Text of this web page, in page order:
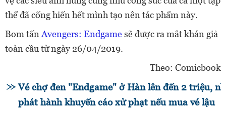
thể đã cống hiến hết mình tạo nên tác phẩm này.
Bom tấn Avengers: Endgamesẽ được ra mắt khán giả
toàn cầu từ ngày 26/04/2019.
Theo: Comicbook
Vé chợ đen "Endgame" ở Hàn lên đến 2 triệu,
phát hành khuyến cáo xử phạt nếu mua vé lậu